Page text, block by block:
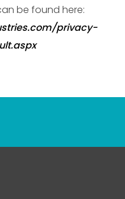
be found here:
privacy-